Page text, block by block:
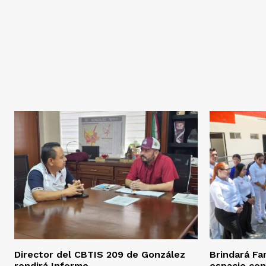
Director del CBTIS 209 de González
Brindará